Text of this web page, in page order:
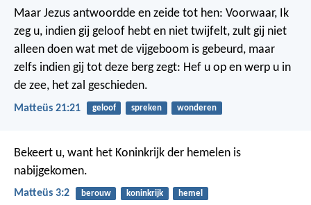
Maar Jezus antwoordde en zeide tot hen: Voorwaar, Ik
zeg u, indien gij geloof hebt en niet twijfelt, zult gij niet
alleen doen wat met de vijgeboom is gebeurd, maar
zelfs indien gij tot deze berg zegt: Hef u op en werp u in
de zee, het zal geschieden.
Matteüs 21:21 geloof spreken wonderen
Bekeert u, want het Koninkrijk der hemelen is
nabijgekomen.
Matteüs 3:2 berouw koninkrijk hemel